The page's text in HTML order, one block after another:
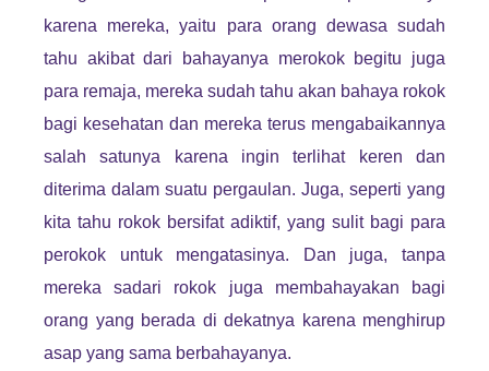
karena mereka, yaitu para orang dewasa sudah
tahu akibat dari bahayanya merokok begitu juga
para remaja, mereka sudah tahu akan bahaya rokok
bagi kesehatan dan mereka terus mengabaikannya
salah satunya karena ingin terlihat keren dan
diterima dalam suatu pergaulan. Juga, seperti yang
kita tahu rokok bersifat adiktif, yang sulit bagi para
perokok untuk mengatasinya. Dan juga, tanpa
mereka sadari rokok juga membahayakan bagi
orang yang berada di dekatnya karena menghirup
asap yang sama berbahayanya.